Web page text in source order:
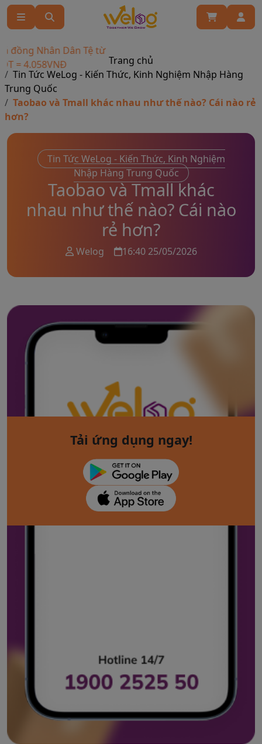
Nhân Dân Tệ từ
Trang chủ
Tin Tức WeLog - Kiến Thức, Kinh Nghiệm Nhập Hàng
Trung Quốc
Taobao và Tmall khác nhau như thế nào? Cái nào rẻ
hơn?
Tin Tức WeLog - Kiến Thức, Kinh Nghiệm
Nhập Hàng Trung Quốc
Taobao và Tmall khác
nhau như thế nào? Cái nào
rẻ hơn?
Welog 16:40 25/05/2026
Tải ứng dụng ngay!